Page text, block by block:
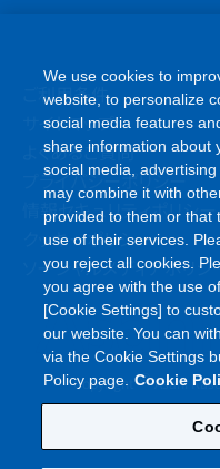
ご利用条件
サイトマップ
よくあるご質問
プライバシーポリシー
情報セキュリティポリシー
クッキーポリシー
ソーシャルメディアポリシ
Copyright©Asahi
We use cookies to
website, to personalize
social media features
share information about
social media,
may combine it with
provided to them or that
use of their services.
you reject all cookies.
you agree with the use
[Cookie Settings] to
our website. You can
via the Cookie Settings
Policy page. Cookie